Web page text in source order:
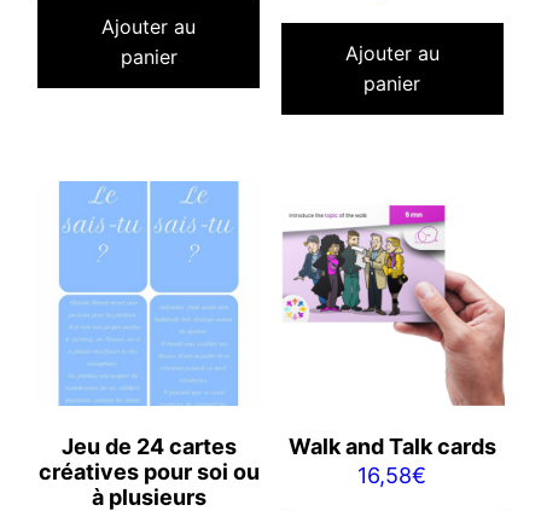
Ajouter au
panier
Ajouter au
panier
Jeu de 24 cartes
créatives pour soi ou
à plusieurs
Walk and Talk cards
16,58€